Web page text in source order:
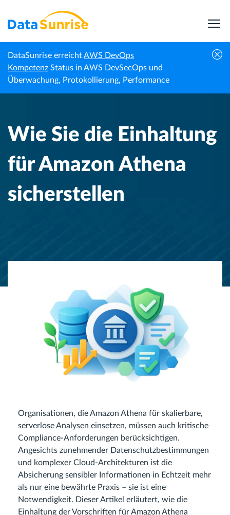
DataSunrise erreichtAWS DevOps
Kompetenz Status in AWS DevSecOps und
Überwachung, Protokollierung, Performance
Startseite Wissenszentrum
Wie Sie die Einhaltung für Amazon Athena
sicherstellen
Wie Sie die Einhaltung
für Amazon Athena
sicherstellen
Organisationen, die Amazon Athena für skalierbare,
serverlose Analysen einsetzen, müssen auch kritische
Compliance-Anforderungen berücksichtigen.
Angesichts zunehmender Datenschutzbestimmungen
und komplexer Cloud-Architekturen ist die
Absicherung sensibler Informationen in Echtzeit mehr
als nur eine bewährte Praxis – sie ist eine
Notwendigkeit. Dieser Artikel erläutert, wie die
Einhaltung der Vorschriften für Amazon Athena